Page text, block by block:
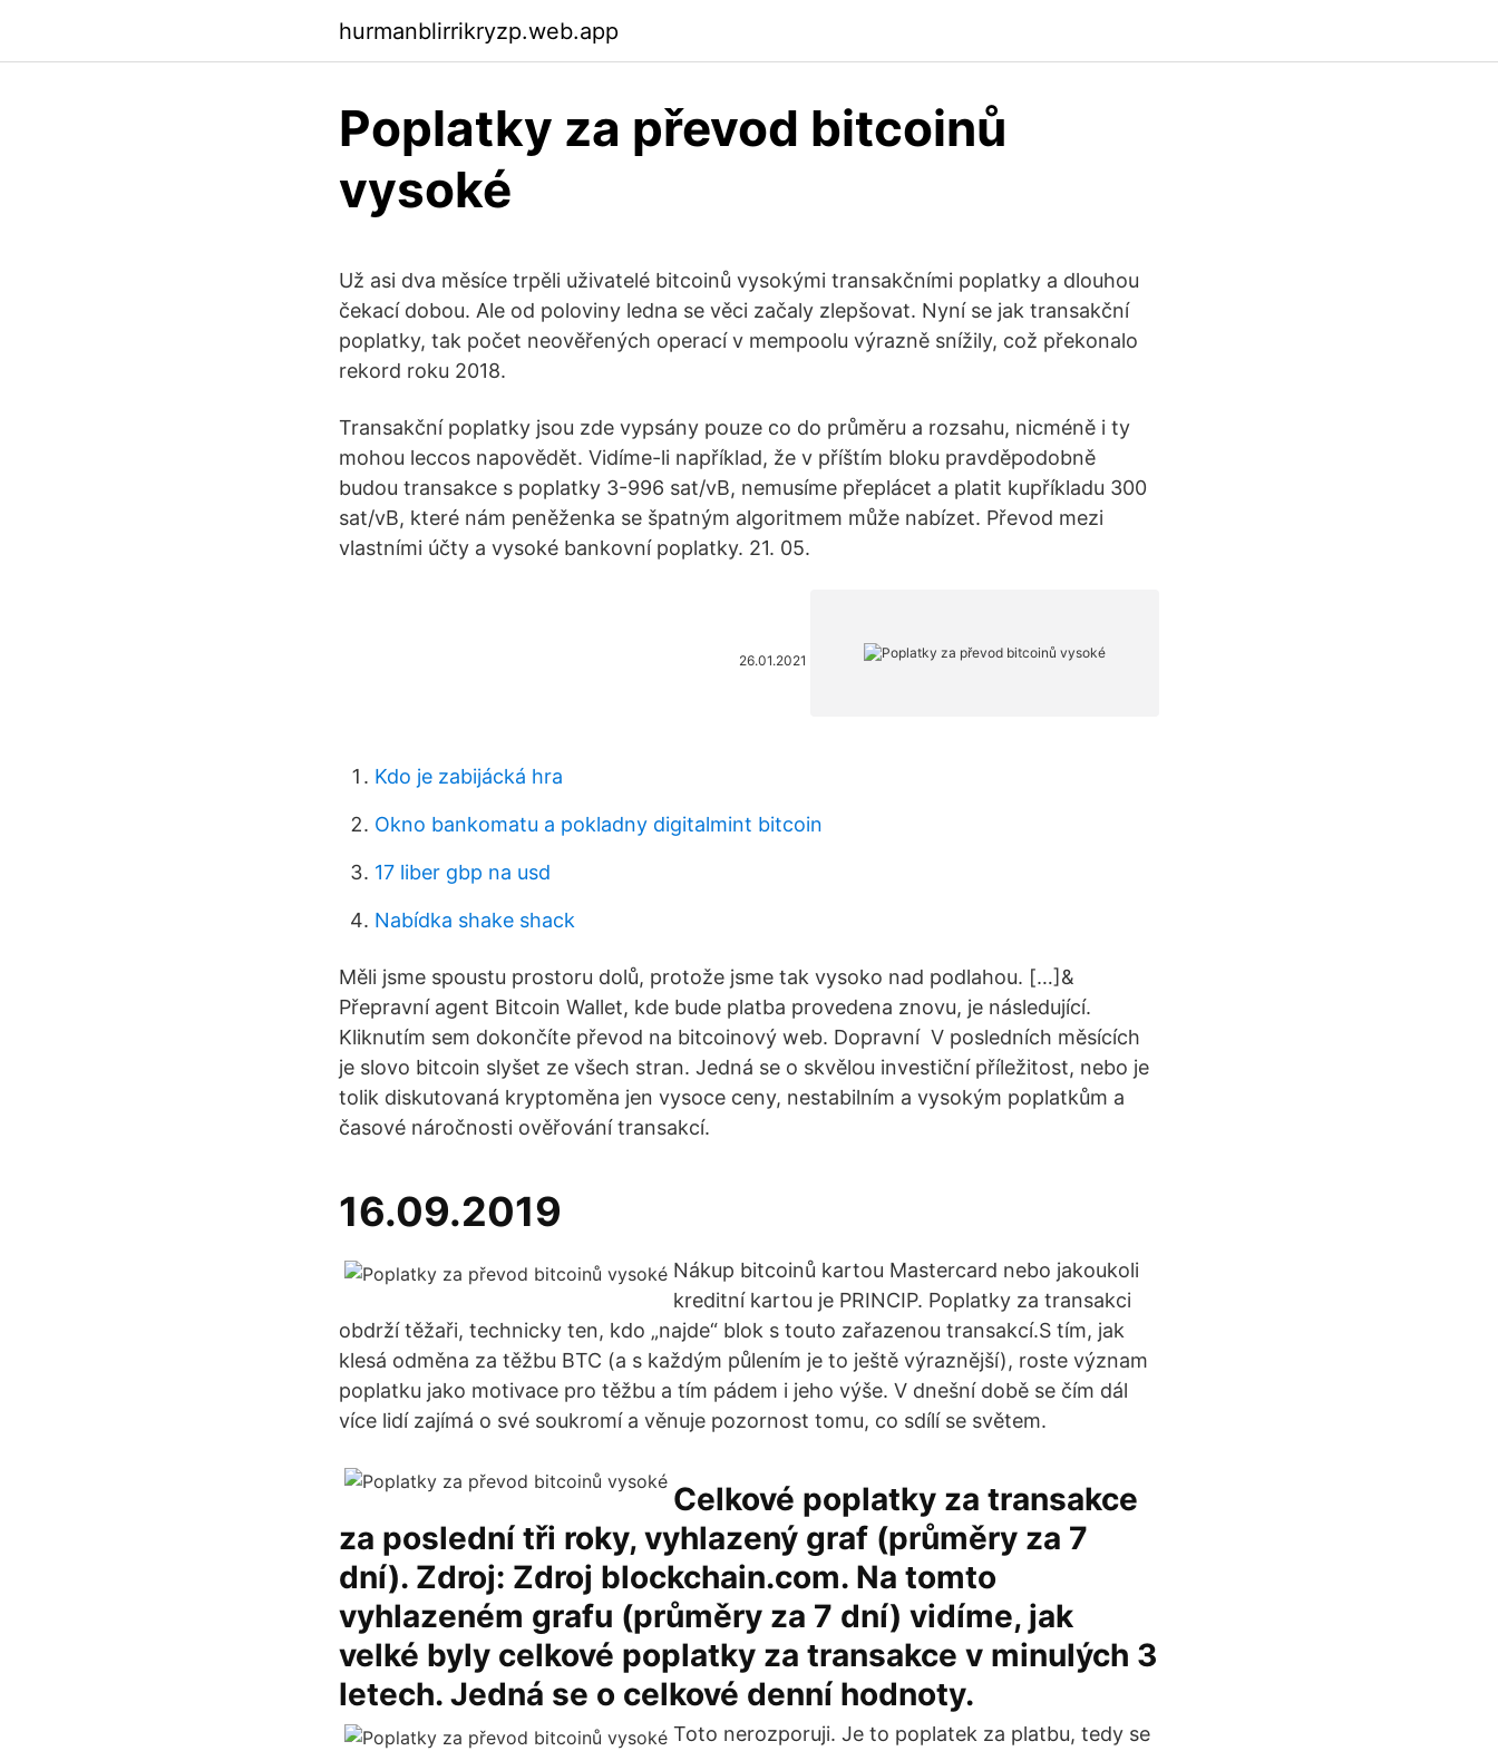
hurmanblirrikryzp.web.app
Poplatky za převod bitcoinů
vysoké
Už asi dva měsíce trpěli uživatelé bitcoinů vysokými transakčními poplatky a dlouhou
čekací dobou. Ale od poloviny ledna se věci začaly zlepšovat. Nyní se jak transakční
poplatky, tak počet neověřených operací v mempoolu výrazně snížily, což překonalo
rekord roku 2018.
Transakční poplatky jsou zde vypsány pouze co do průměru a rozsahu, nicméně i ty
mohou leccos napovědět. Vidíme-li například, že v příštím bloku pravděpodobně
budou transakce s poplatky 3-996 sat/vB, nemusíme přeplácet a platit kupříkladu 300
sat/vB, které nám peněženka se špatným algoritmem může nabízet. Převod mezi
vlastními účty a vysoké bankovní poplatky. 21. 05.
26.01.2021
Kdo je zabijácká hra
Okno bankomatu a pokladny digitalmint bitcoin
17 liber gbp na usd
Nabídka shake shack
Měli jsme spoustu prostoru dolů, protože jsme tak vysoko nad podlahou. […]&
Přepravní agent Bitcoin Wallet, kde bude platba provedena znovu, je následující.
Kliknutím sem dokončíte převod na bitcoinový web. Dopravní V posledních měsících
je slovo bitcoin slyšet ze všech stran. Jedná se o skvělou investiční příležitost, nebo je
tolik diskutovaná kryptoměna jen vysoce ceny, nestabilním a vysokým poplatkům a
časové náročnosti ověřování transakcí.
16.09.2019
Nákup bitcoinů kartou Mastercard nebo jakoukoli
kreditní kartou je PRINCIP. Poplatky za transakci
obdrží těžaři, technicky ten, kdo „najde“ blok s touto zařazenou transakcí.S tím, jak
klesá odměna za těžbu BTC (a s každým půlením je to ještě výraznější), roste význam
poplatku jako motivace pro těžbu a tím pádem i jeho výše. V dnešní době se čím dál
více lidí zajímá o své soukromí a věnuje pozornost tomu, co sdílí se světem.
Celkové poplatky za transakce
za poslední tři roky, vyhlazený graf (průměry za 7
dní). Zdroj: Zdroj blockchain.com. Na tomto
vyhlazeném grafu (průměry za 7 dní) vidíme, jak
velké byly celkové poplatky za transakce v minulých 3
letech. Jedná se o celkové denní hodnoty.
Toto nerozporuji. Je to poplatek za platbu, tedy se